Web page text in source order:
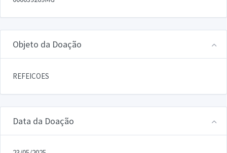
Objeto da Doação
REFEICOES
Data da Doação